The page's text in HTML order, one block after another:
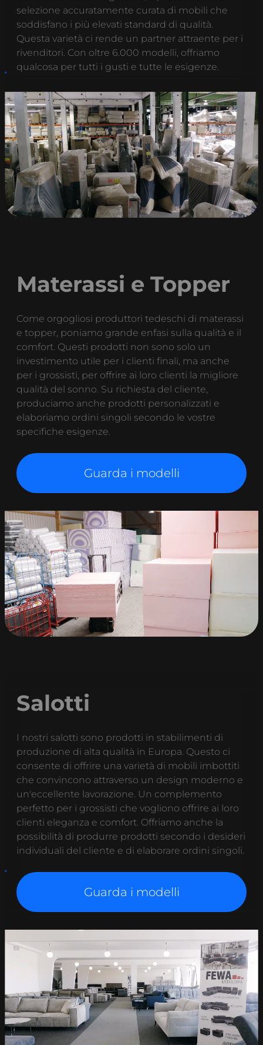
selezione accuratamente curata di mobili che
soddisfano i più elevati standard di qualità.
Questa varietà ci rende un partner attraente per i
rivenditori. Con oltre 6.000 modelli, offriamo
qualcosa per tutti i gusti e tutte le esigenze.
Materassi e Topper
Come orgogliosi produttori tedeschi di materassi
e topper, poniamo grande enfasi sulla qualità e il
comfort. Questi prodotti non sono solo un
investimento utile per i clienti finali, ma anche
per i grossisti, per offrire ai loro clienti la migliore
qualità del sonno. Su richiesta del cliente,
produciamo anche prodotti personalizzati e
elaboriamo ordini singoli secondo le vostre
specifiche esigenze.
Guarda i modelli
Salotti
I nostri salotti sono prodotti in stabilimenti di
produzione di alta qualità in Europa. Questo ci
consente di offrire una varietà di mobili imbottiti
che convincono attraverso un design moderno e
un'eccellente lavorazione. Un complemento
perfetto per i grossisti che vogliono offrire ai loro
clienti eleganza e comfort. Offriamo anche la
possibilità di produrre prodotti secondo i desideri
individuali del cliente e di elaborare ordini singoli.
Guarda i modelli